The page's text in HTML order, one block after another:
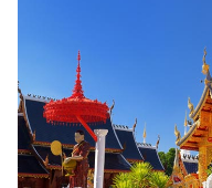
แอปฯ
กระปุก
คอร์ส
ออนไลน์